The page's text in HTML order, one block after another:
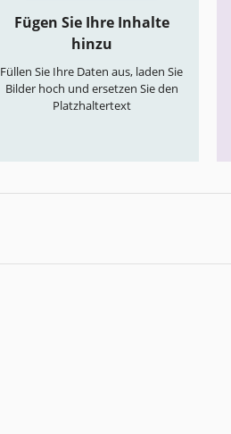
Fügen Sie Ihre Inhalte
hinzu
Füllen Sie Ihre Daten aus, laden Sie
Bilder hoch und ersetzen Sie den
Platzhaltertext